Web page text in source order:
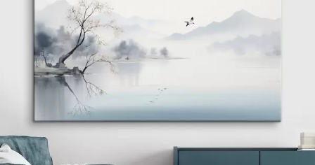
Környezetbarát anyag
Prémium
Tól9875Ft
✓Élénk, gazdag színek
Fakulásálló
✓Biztonságos, szagtalan tinta
✓Vászonhatású felület
✗ Környezetbarát anyag